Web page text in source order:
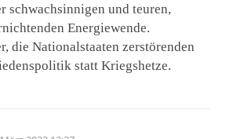
schwachsinnigen und teuren,
Energiewende.
die Nationalstaaten zerstörenden
statt Kriegshetze.